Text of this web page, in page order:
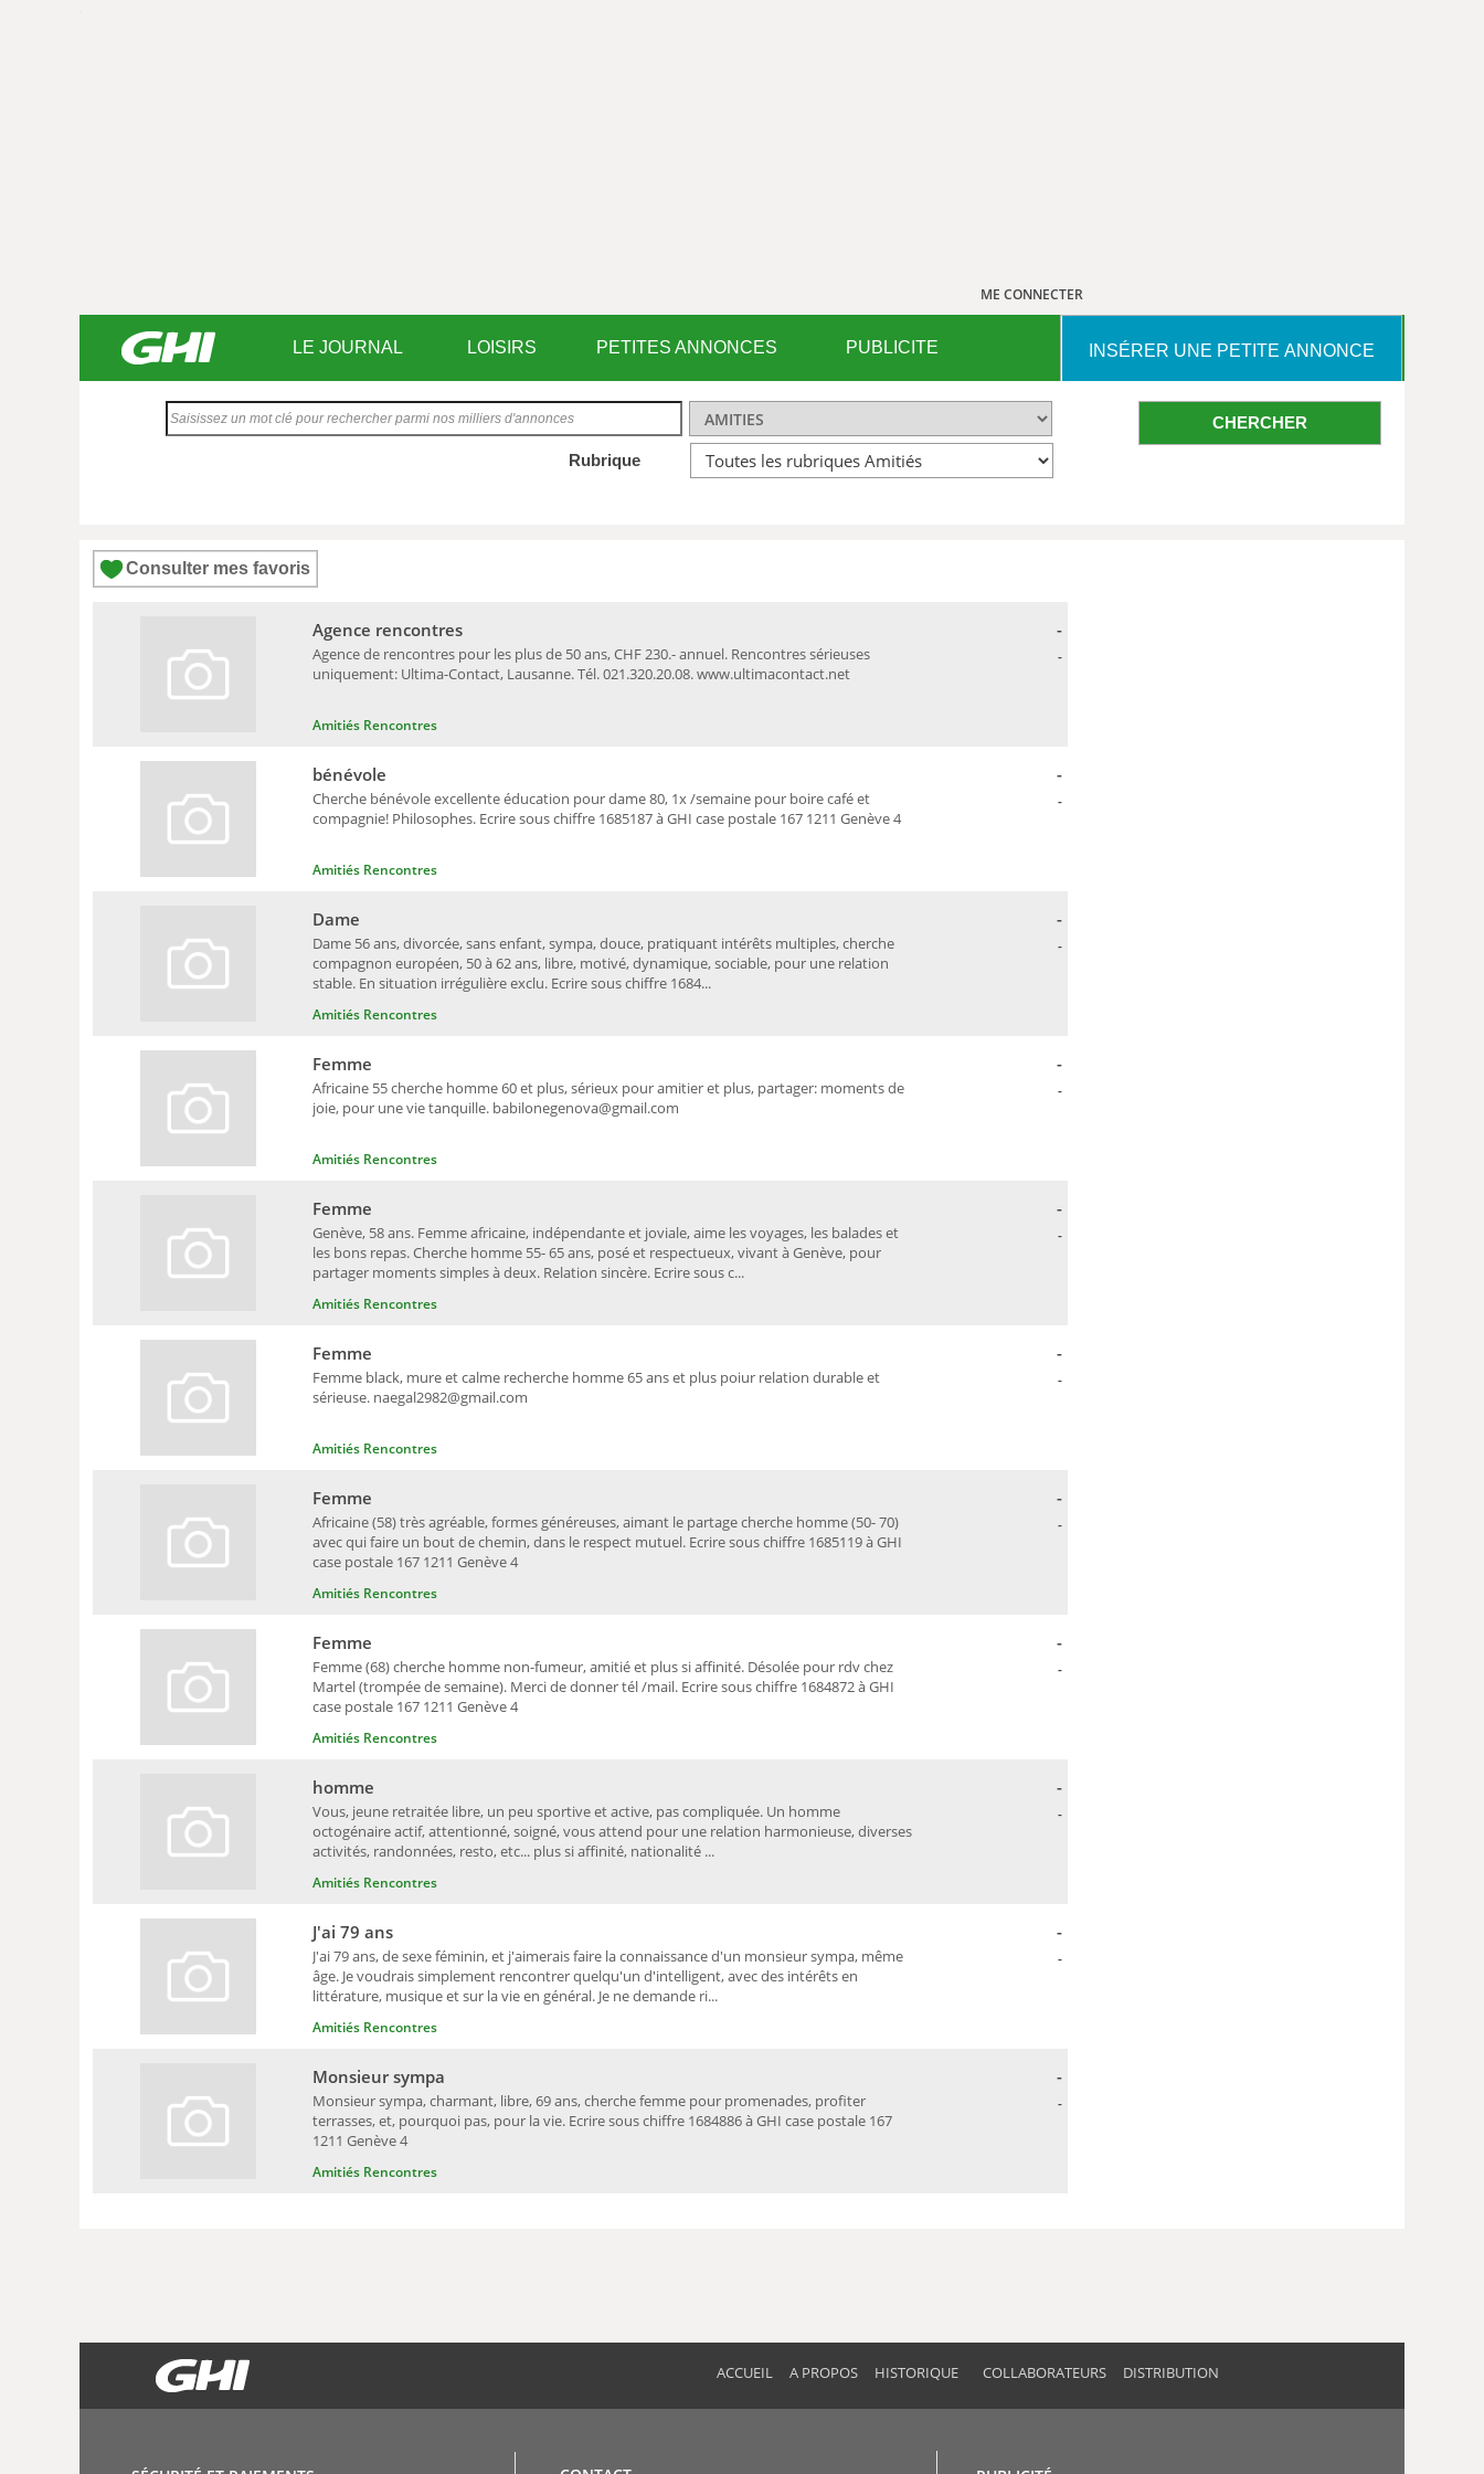
ME CONNECTER
LE JOURNAL LOISIRS PETITES ANNONCES PUBLICITE INSÉRER UNE PETITE ANNONCE
Rubrique
CHERCHER
Consulter mes favoris
-
-
Amitiés Rencontres
Agence de rencontres pour les plus de 50 ans, CHF 230.- annuel. Rencontres sérieuses
uniquement: Ultima-Contact, Lausanne. Tél. 021.320.20.08. www.ultimacontact.net
Agence rencontres
-
-
Amitiés Rencontres
Cherche bénévole excellente éducation pour dame 80, 1x /semaine pour boire café et
compagnie! Philosophes. Ecrire sous chiffre 1685187 à GHI case postale 167 1211 Genève 4
bénévole
-
-
Amitiés Rencontres
Dame 56 ans, divorcée, sans enfant, sympa, douce, pratiquant intérêts multiples, cherche
compagnon européen, 50 à 62 ans, libre, motivé, dynamique, sociable, pour une relation
stable. En situation irrégulière exclu. Ecrire sous chiffre 1684...
Dame
-
-
Amitiés Rencontres
Africaine 55 cherche homme 60 et plus, sérieux pour amitier et plus, partager: moments de
joie, pour une vie tanquille. babilonegenova@gmail.com
Femme
-
-
Amitiés Rencontres
Genève, 58 ans. Femme africaine, indépendante et joviale, aime les voyages, les balades et
les bons repas. Cherche homme 55- 65 ans, posé et respectueux, vivant à Genève, pour
partager moments simples à deux. Relation sincère. Ecrire sous c...
Femme
-
-
Amitiés Rencontres
Femme black, mure et calme recherche homme 65 ans et plus poiur relation durable et
sérieuse. naegal2982@gmail.com
Femme
-
-
Amitiés Rencontres
Africaine (58) très agréable, formes généreuses, aimant le partage cherche homme (50- 70)
avec qui faire un bout de chemin, dans le respect mutuel. Ecrire sous chiffre 1685119 à GHI
case postale 167 1211 Genève 4
Femme
-
-
Amitiés Rencontres
Femme (68) cherche homme non-fumeur, amitié et plus si affinité. Désolée pour rdv chez
Martel (trompée de semaine). Merci de donner tél /mail. Ecrire sous chiffre 1684872 à GHI
case postale 167 1211 Genève 4
Femme
-
-
Amitiés Rencontres
Vous, jeune retraitée libre, un peu sportive et active, pas compliquée. Un homme
octogénaire actif, attentionné, soigné, vous attend pour une relation harmonieuse, diverses
activités, randonnées, resto, etc... plus si affinité, nationalité ...
homme
-
-
Amitiés Rencontres
J'ai 79 ans, de sexe féminin, et j'aimerais faire la connaissance d'un monsieur sympa, même
âge. Je voudrais simplement rencontrer quelqu'un d'intelligent, avec des intérêts en
littérature, musique et sur la vie en général. Je ne demande ri...
J'ai 79 ans
-
-
Amitiés Rencontres
Monsieur sympa, charmant, libre, 69 ans, cherche femme pour promenades, profiter
terrasses, et, pourquoi pas, pour la vie. Ecrire sous chiffre 1684886 à GHI case postale 167
1211 Genève 4
Monsieur sympa
ACCUEIL A PROPOS HISTORIQUE COLLABORATEURS DISTRIBUTION